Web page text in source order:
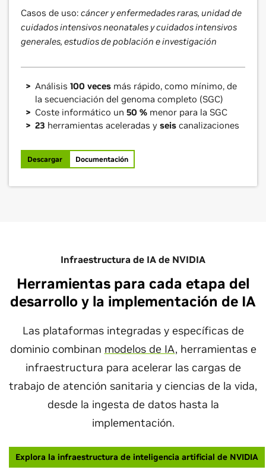
Casos de uso: cáncer y enfermedades raras, unidad de
cuidados intensivos neonatales y cuidados intensivos
generales, estudios de población e investigación
Análisis 100 veces más rápido, como mínimo, de
la secuenciación del genoma completo (SGC)
Coste informático un 50 % menor para la SGC
23 herramientas aceleradas y seis canalizaciones
Descargar Documentación
Infraestructura de IA de NVIDIA
Herramientas para cada etapa del
desarrollo y la implementación de IA
Las plataformas integradas y específicas de
dominio combinan modelos de IA, herramientas e
infraestructura para acelerar las cargas de
trabajo de atención sanitaria y ciencias de la vida,
desde la ingesta de datos hasta la
implementación.
Explora la infraestructura de inteligencia artificial de NVIDIA